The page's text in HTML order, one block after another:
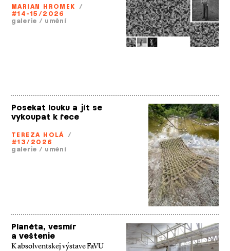
MARIAN HROMEK /
#14-15/2026
galerie / umění
Posekat louku a jít se
vykoupat k řece
TEREZA HOLÁ /
#13/2026
galerie / umění
Planéta, vesmír
a veštenie
K absolventskej výstave FaVU